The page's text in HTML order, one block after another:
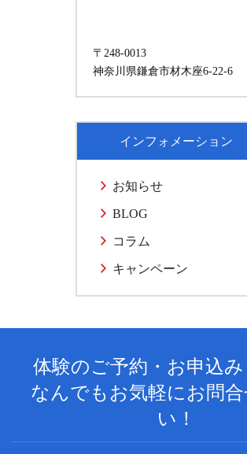
〒248-0013
神奈川県鎌倉市材木座6-22-6
インフォメーション
お知らせ
BLOG
コラム
キャンペーン
体験のご予約・お申込
なんでもお気軽にお問
い！